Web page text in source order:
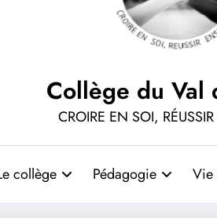
Collège du Val
CROIRE EN SOI,
collège Pédagogie Vie